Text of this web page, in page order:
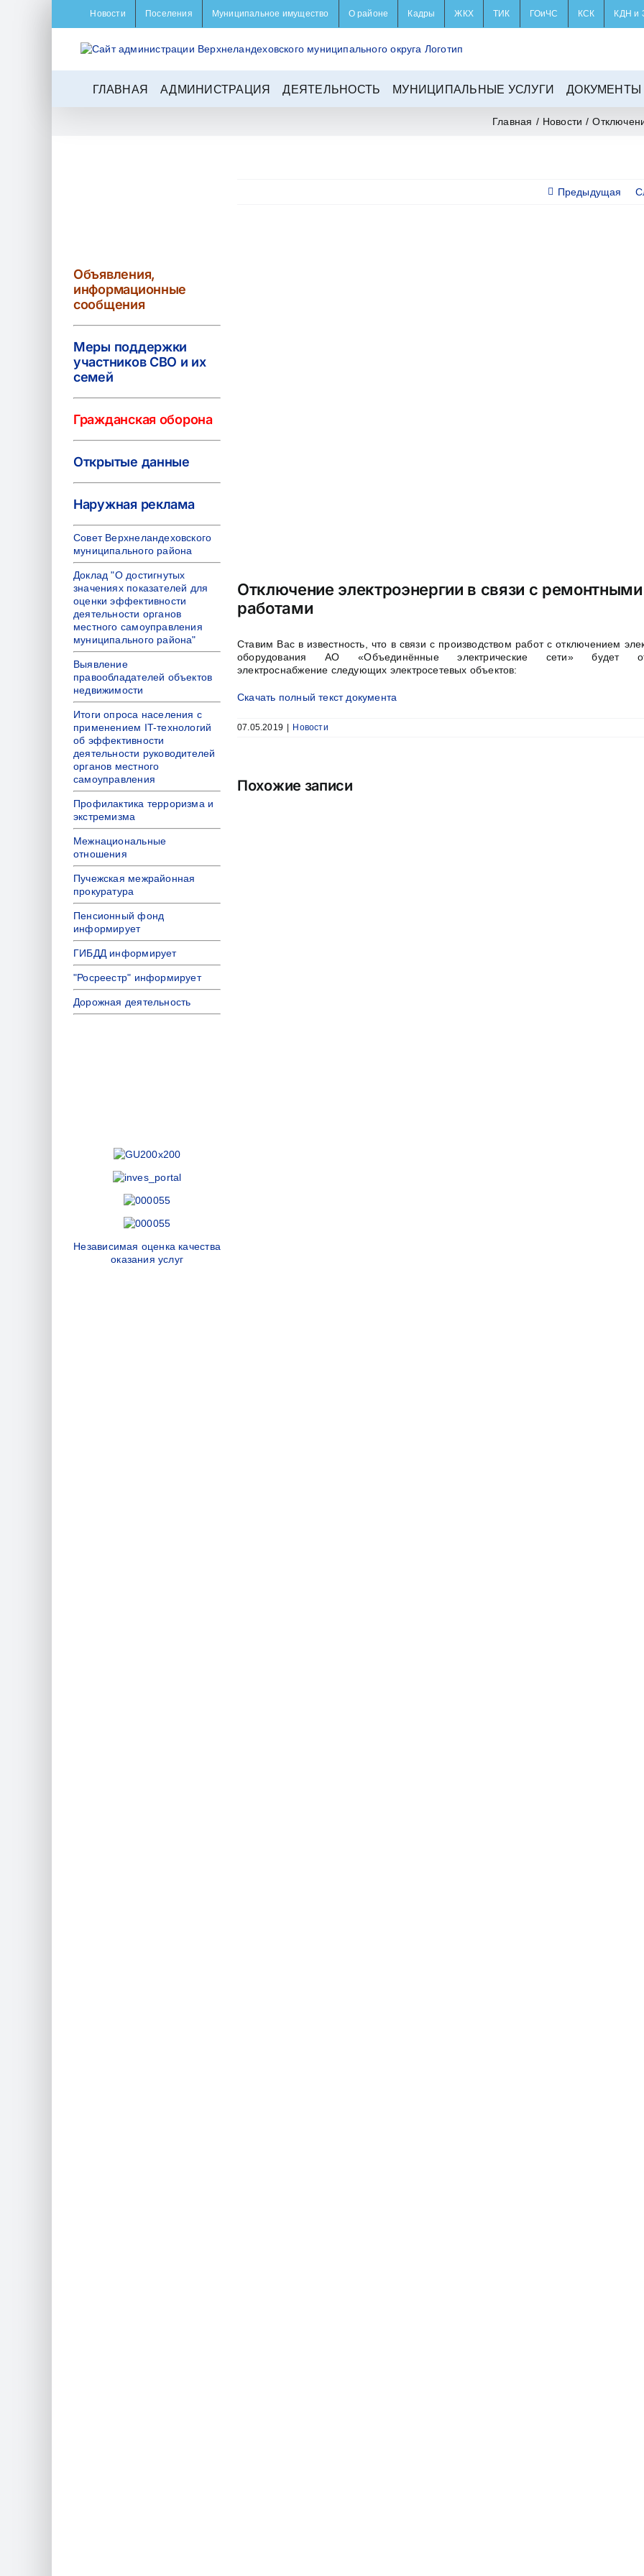
Новости Поселения Муниципальное имущество О районе Кадры ЖКХ ТИК ГОиЧС КСК КДН и
ГЛАВНАЯ АДМИНИСТРАЦИЯ ДЕЯТЕЛЬНОСТЬ МУНИЦИПАЛЬНЫЕ УСЛУГИ ДОКУМЕНТЫ
Главная / Новости /
Предыдущая
Отключение электроэнергии в связи с ремонтными
работами
Ставим Вас в известность, что в связи с производством работ с отключением
оборудования АО «Объединённые электрические сети» будет
электроснабжение следующих электросетевых объектов:
Скачать полный текст документа
07.05.2019 | Новости
Похожие записи
Объявления,
информационные
сообщения
Меры поддержки
участников СВО и их
семей
Гражданская оборона
Открытые данные
Наружная реклама
Совет Верхнеландеховского
муниципального района
Доклад "О достигнутых
значениях показателей для
оценки эффективности
деятельности органов
местного самоуправления
муниципального района"
Выявление
правообладателей объектов
недвижимости
Итоги опроса населения с
применением IT-технологий
об эффективности
деятельности руководителей
органов местного
самоуправления
Профилактика терроризма и
экстремизма
Межнациональные
отношения
Пучежская межрайонная
прокуратура
Пенсионный фонд
информирует
ГИБДД информирует
"Росреестр" информирует
Дорожная деятельность
Независимая оценка качества
оказания услуг